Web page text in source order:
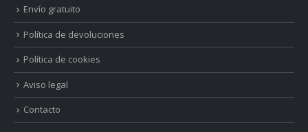
Envío gratuito
Política de devoluciones
Política de cookies
Aviso legal
Contacto